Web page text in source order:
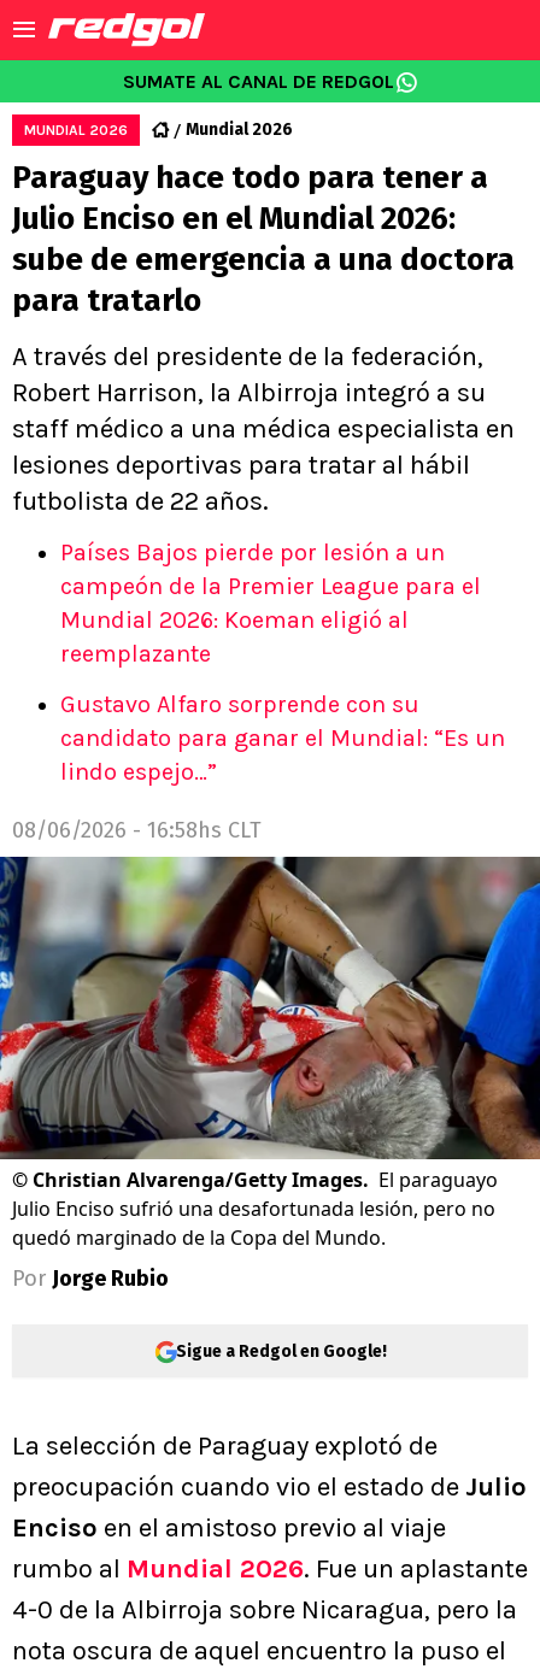
SUMATE AL CANAL DE REDGOL
MUNDIAL 2026 Mundial 2026
Paraguay hace todo para tener a
Julio Enciso en el Mundial 2026:
sube de emergencia a una doctora
para tratarlo
A través del presidente de la federación,
Robert Harrison, la Albirroja integró a su
staff médico a una médica especialista en
lesiones deportivas para tratar al hábil
futbolista de 22 años.
Países Bajos pierde por lesión a un
campeón de la Premier League para el
Mundial 2026: Koeman eligió al
reemplazante
Gustavo Alfaro sorprende con su
candidato para ganar el Mundial: “Es un
lindo espejo…”
08/06/2026 - 16:58hs CLT
© Christian Alvarenga/Getty Images. El paraguayo
Julio Enciso sufrió una desafortunada lesión, pero no
quedó marginado de la Copa del Mundo.
Por Jorge Rubio
Sigue a Redgol en Google!
La selección de Paraguay explotó de
preocupación cuando vio el estado de Julio
Enciso en el amistoso previo al viaje
rumbo al Mundial 2026. Fue un aplastante
4-0 de la Albirroja sobre Nicaragua, pero la
nota oscura de aquel encuentro la puso el